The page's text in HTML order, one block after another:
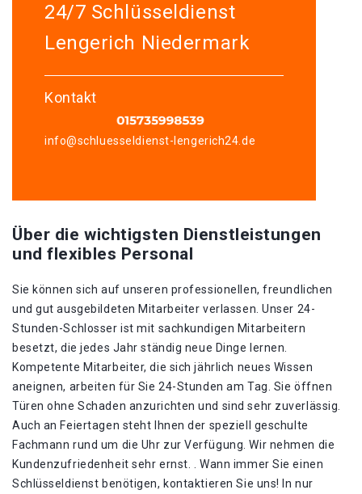
24/7 Schlüsseldienst
Lengerich Niedermark
Kontakt
info@schluesseldienst-lengerich24.de
Über die wichtigsten Dienstleistungen
und flexibles Personal
Sie können sich auf unseren professionellen, freundlichen
und gut ausgebildeten Mitarbeiter verlassen. Unser 24-
Stunden-Schlosser ist mit sachkundigen Mitarbeitern
besetzt, die jedes Jahr ständig neue Dinge lernen.
Kompetente Mitarbeiter, die sich jährlich neues Wissen
aneignen, arbeiten für Sie 24-Stunden am Tag. Sie öffnen
Türen ohne Schaden anzurichten und sind sehr zuverlässig.
Auch an Feiertagen steht Ihnen der speziell geschulte
Fachmann rund um die Uhr zur Verfügung. Wir nehmen die
Kundenzufriedenheit sehr ernst. . Wann immer Sie einen
Schlüsseldienst benötigen, kontaktieren Sie uns! In nur